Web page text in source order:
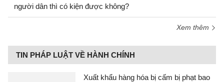
người dân thì có kiện được không?
Xem thêm
TIN PHÁP LUẬT VỀ HÀNH CHÍNH
Xuất khẩu hàng hóa bị cấm bị phạt bao